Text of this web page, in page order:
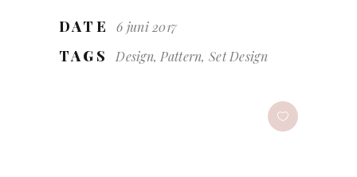
DATE 6 juni 2017
TAGS Design, Pattern, Set Design